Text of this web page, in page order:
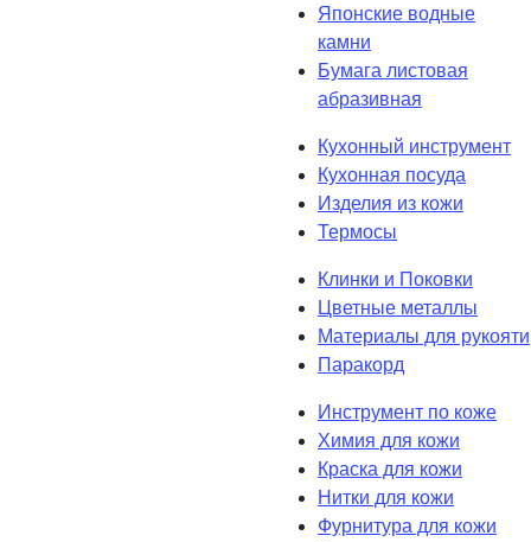
Японские водные
камни
Бумага листовая
абразивная
Кухонный инструмент
Кухонная посуда
Изделия из кожи
Термосы
Клинки и Поковки
Цветные металлы
Материалы для рукояти
Паракорд
Инструмент по коже
Химия для кожи
Краска для кожи
Нитки для кожи
Фурнитура для кожи